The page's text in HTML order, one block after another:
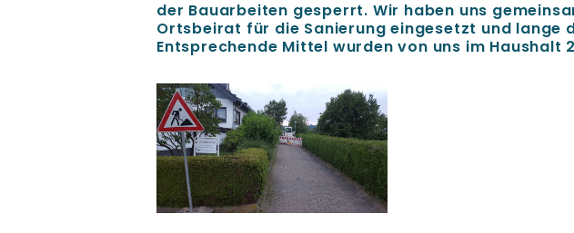
der Bauarbeiten gesperrt. Wir haben uns
Ortsbeirat für die Sanierung eingesetzt und lange
Entsprechende Mittel wurden von uns im Haushalt